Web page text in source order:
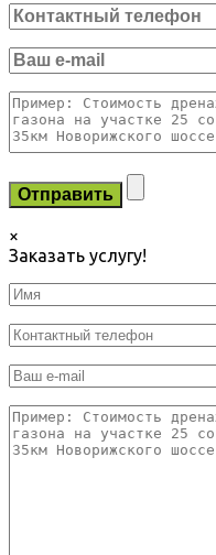
×
Заказать услугу!